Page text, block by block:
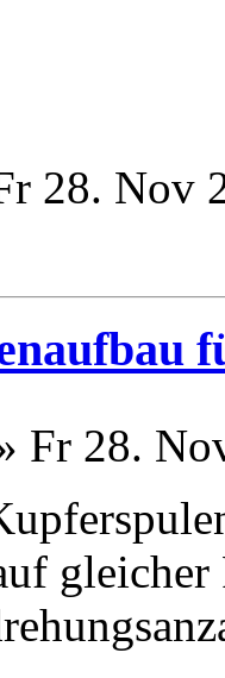
28. Nov
Fr 28.
gleicher